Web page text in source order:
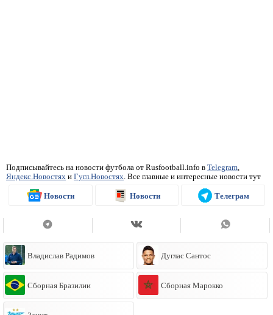
Подписывайтесь на новости футбола от Rusfootball.info в Telegram,
Яндекс.Новостях и Гугл.Новостях. Все главные и интересные новости тут
Новости Новости Телеграм
Владислав Радимов Дуглас Сантос
Сборная Бразилии Сборная Марокко